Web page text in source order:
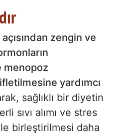
zengin ve
menopoz
yardımcı
sağlıklı bir diyetin
sıvı alımı ve stres
birleştirilmesi daha